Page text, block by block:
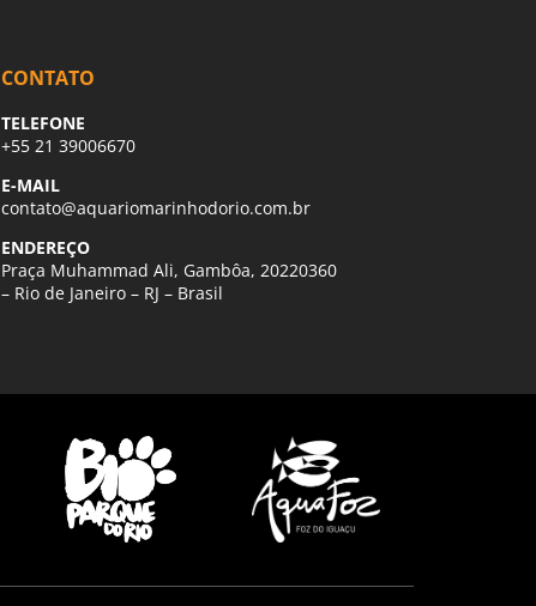
CONTATO
TELEFONE
+55 21 39006670
E-MAIL
contato@aquariomarinhodorio.com.br
ENDEREÇO
Praça Muhammad Ali, Gambôa, 20220360
– Rio de Janeiro – RJ – Brasil